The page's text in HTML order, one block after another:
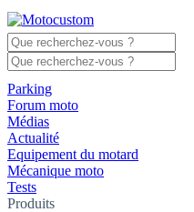
Parking
Forum moto
Médias
Actualité
Equipement du motard
Mécanique moto
Tests
Produits